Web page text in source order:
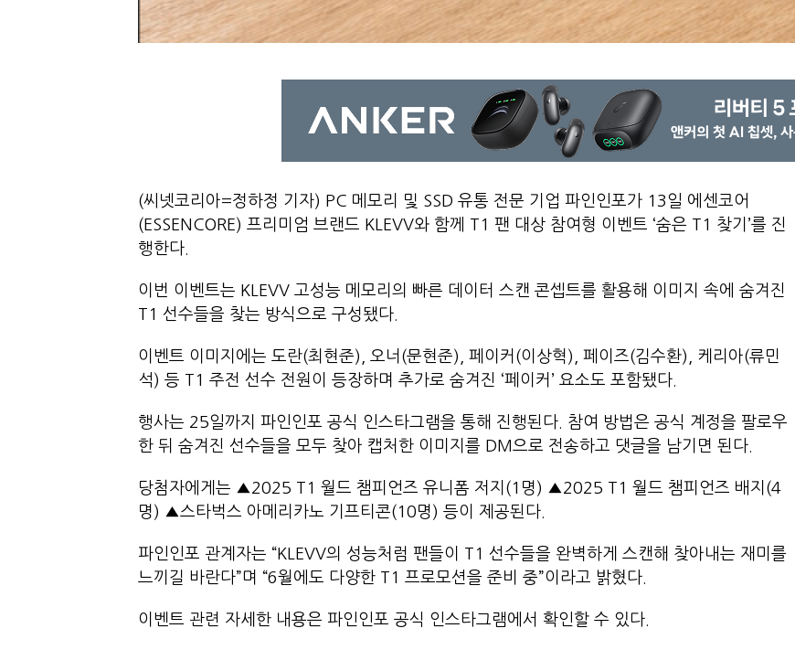
(씨넷코리아=정하정 기자) PC 메모리 및 SSD 유통 전문 기업 파인인포가 13일 에센코어
(ESSENCORE) 프리미엄 브랜드 KLEVV와 함께 T1 팬 대상 참여형 이벤트 ‘숨은 T1 찾기’를 진
행한다.
이번 이벤트는 KLEVV 고성능 메모리의 빠른 데이터 스캔 콘셉트를 활용해 이미지 속에 숨겨진
T1 선수들을 찾는 방식으로 구성됐다.
이벤트 이미지에는 도란(최현준), 오너(문현준), 페이커(이상혁), 페이즈(김수환), 케리아(류민
석) 등 T1 주전 선수 전원이 등장하며 추가로 숨겨진 ‘페이커’ 요소도 포함됐다.
행사는 25일까지 파인인포 공식 인스타그램을 통해 진행된다. 참여 방법은 공식 계정을 팔로우
한 뒤 숨겨진 선수들을 모두 찾아 캡처한 이미지를 DM으로 전송하고 댓글을 남기면 된다.
당첨자에게는 ▲2025 T1 월드 챔피언즈 유니폼 저지(1명) ▲2025 T1 월드 챔피언즈 배지(4
명) ▲스타벅스 아메리카노 기프티콘(10명) 등이 제공된다.
파인인포 관계자는 “KLEVV의 성능처럼 팬들이 T1 선수들을 완벽하게 스캔해 찾아내는 재미를
느끼길 바란다”며 “6월에도 다양한 T1 프로모션을 준비 중”이라고 밝혔다.
이벤트 관련 자세한 내용은 파인인포 공식 인스타그램에서 확인할 수 있다.